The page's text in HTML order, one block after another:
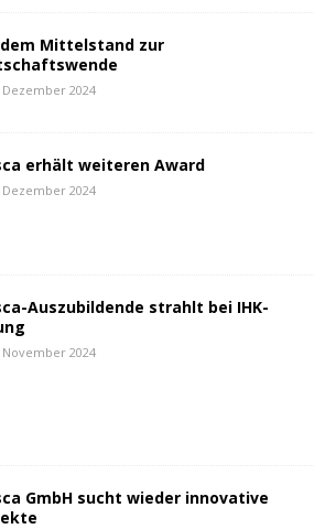
Mittelstand zur
Dezember 2024
erhält weiteren Award
Dezember 2024
Auszubildende strahlt bei IHK-
November 2024
GmbH sucht wieder innovative